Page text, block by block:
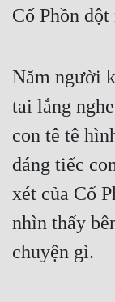
Tiên Hiệp
Trùng Sinh
Trọng Sinh
Tu Chân
Tu Tiên
Cố Phồn
Năm người
tai lắng
con tê tê
đáng tiếc
xét của Cố
nhìn thấy
chuyện gì.